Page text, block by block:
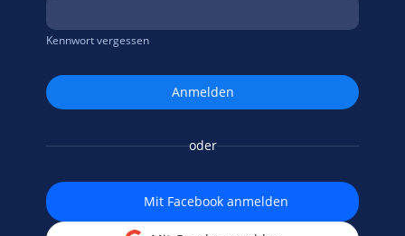
Kennwort vergessen
oder
Mit Facebook anmelden